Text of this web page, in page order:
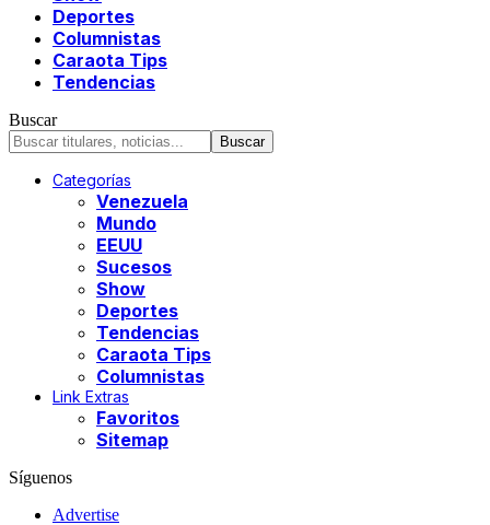
Deportes
Columnistas
Caraota Tips
Tendencias
Buscar
Categorías
Venezuela
Mundo
EEUU
Sucesos
Show
Deportes
Tendencias
Caraota Tips
Columnistas
Link Extras
Favoritos
Sitemap
Síguenos
Advertise